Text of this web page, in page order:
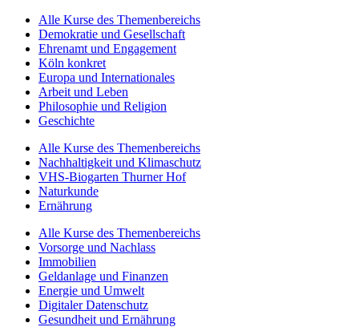
Alle Kurse des Themenbereichs
Demokratie und Gesellschaft
Ehrenamt und Engagement
Köln konkret
Europa und Internationales
Arbeit und Leben
Philosophie und Religion
Geschichte
Alle Kurse des Themenbereichs
Nachhaltigkeit und Klimaschutz
VHS-Biogarten Thurner Hof
Naturkunde
Ernährung
Alle Kurse des Themenbereichs
Vorsorge und Nachlass
Immobilien
Geldanlage und Finanzen
Energie und Umwelt
Digitaler Datenschutz
Gesundheit und Ernährung